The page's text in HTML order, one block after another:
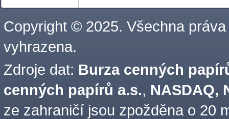
Copyright © 2025. Všechna práva
vyhrazena.
Zdroje dat: Burza cenných
cenných papírů a.s., NASDAQ,
ze zahraničí jsou zpožděna o 20